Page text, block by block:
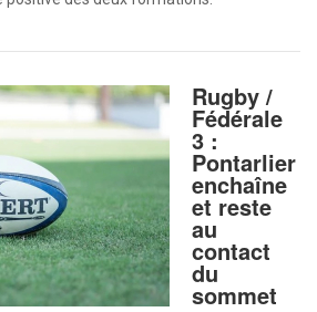
Rugby /
Fédérale
3 :
Pontarlier
enchaîne
et reste
au
contact
du
sommet